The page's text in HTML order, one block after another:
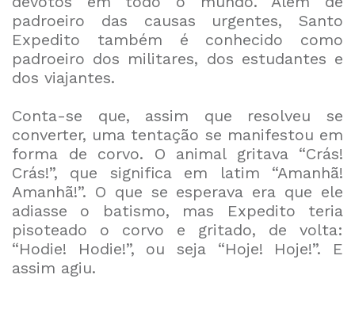
padroeiro das causas urgentes, Santo
Expedito também é conhecido como
padroeiro dos militares, dos estudantes e
dos viajantes.
Conta-se que, assim que resolveu se
converter, uma tentação se manifestou em
forma de corvo. O animal gritava “Crás!
Crás!”, que significa em latim “Amanhã!
Amanhã!”. O que se esperava era que ele
adiasse o batismo, mas Expedito teria
pisoteado o corvo e gritado, de volta:
“Hodie! Hodie!”, ou seja “Hoje! Hoje!”. E
assim agiu.